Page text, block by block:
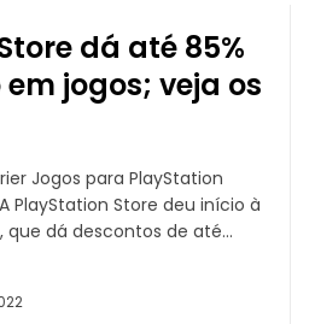
dá até 85%
jogos; veja os
PlayStation Store deu início à
que dá descontos de até...